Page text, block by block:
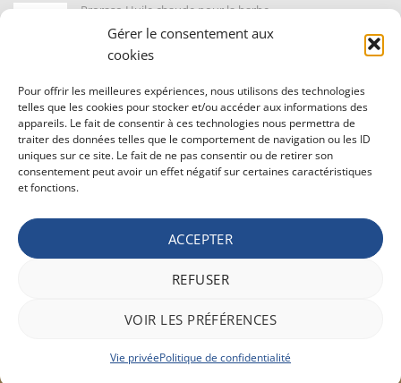
Gérer le consentement aux
cookies
Pour offrir les meilleures expériences, nous utilisons des technologies
telles que les cookies pour stocker et/ou accéder aux informations des
appareils. Le fait de consentir à ces technologies nous permettra de
traiter des données telles que le comportement de navigation ou les ID
uniques sur ce site. Le fait de ne pas consentir ou de retirer son
consentement peut avoir un effet négatif sur certaines caractéristiques
et fonctions.
ACCEPTER
REFUSER
VOIR LES PRÉFÉRENCES
Vie privéePolitique de confidentialité
Proraso Huile chaude pour la barbe
10,30€ TVAC
7,20 €
CONDITIONS GÉNÉRALE DE VENTE ET VIE PRIVÉE
Vie privée
Politique de confidentialité